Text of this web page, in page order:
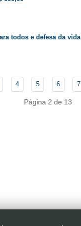
todos e defesa da vida
4 5 6 7
Página 2 de 13